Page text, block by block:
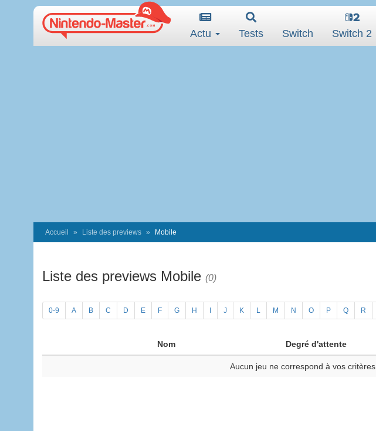
Actu Tests Switch Switch 2
Accueil Liste des previews Mobile
Liste des previews Mobile (0)
0-9 A B C D E F G H J K L M N O P Q R
Nom Degré d'attente
Aucun jeu ne correspond à vos critères.